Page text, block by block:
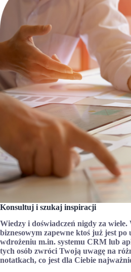
Konsultuj i szukaj inspiracji
Wiedzy i doświadczeń nigdy za
biznesowym zapewne ktoś już jest
wdrożeniu m.in. systemu CRM lub
tych osób zwróci Twoją uwagę na
notatkach, co jest dla Ciebie